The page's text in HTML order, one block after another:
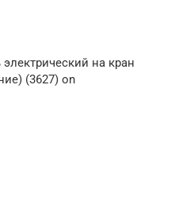
на кран
(3627) on